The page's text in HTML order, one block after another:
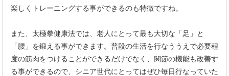
楽しくトレーニングする事ができるのも特徴ですね。
また、太極拳健康法では、老人にとって最も大切な「足」と
「腰」を鍛える事ができます。普段の生活を行なううえで必要程
度の筋肉をつけることができるだけでなく、関節の機能も改善す
る事ができるので、シニア世代にとってはぜひ毎日行なっていた